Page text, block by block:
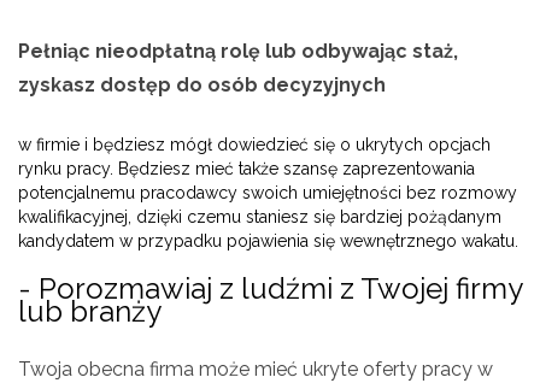
Pełniąc nieodpłatną rolę lub odbywając staż,
zyskasz dostęp do osób decyzyjnych
w firmie i będziesz mógł dowiedzieć się o ukrytych opcjach
rynku pracy. Będziesz mieć także szansę zaprezentowania
potencjalnemu pracodawcy swoich umiejętności bez rozmowy
kwalifikacyjnej, dzięki czemu staniesz się bardziej pożądanym
kandydatem w przypadku pojawienia się wewnętrznego wakatu.
- Porozmawiaj z ludźmi z Twojej firmy
lub branży
Twoja obecna firma może mieć ukryte oferty pracy w